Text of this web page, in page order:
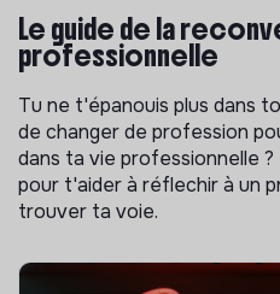
Le guide de la
professionnelle
Tu ne t'épanouis plus dans
de changer de profession
dans ta vie professionnelle
pour t'aider à réflechir à un
trouver ta voie.